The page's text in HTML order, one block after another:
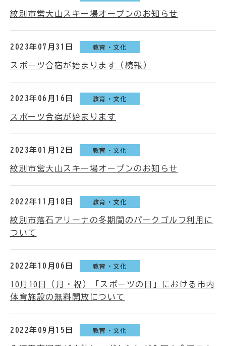
紋別市営大山スキー場オープンのお知らせ
2023年07月31日 教育・文化
スポーツ合宿が始まります（続報）
2023年06月16日 教育・文化
スポーツ合宿が始まります
2023年01月12日 教育・文化
紋別市営大山スキー場オープンのお知らせ
2022年11月18日 教育・文化
紋別市落石アリーナの冬期間のパークゴルフ利用に
ついて
2022年10月06日 教育・文化
10月10日（月・祝）「スポーツの日」における市内
体育施設の無料開放について
2022年09月15日 教育・文化